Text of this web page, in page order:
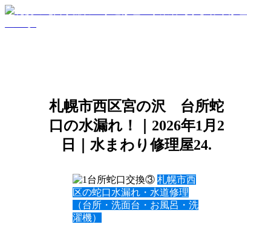
札幌市西区宮の沢 台所蛇
口の水漏れ！｜2026年1月2
日｜水まわり修理屋24.
札幌市西
区の蛇口水漏れ・水道修理
（台所・洗面台・お風呂・洗
濯機）